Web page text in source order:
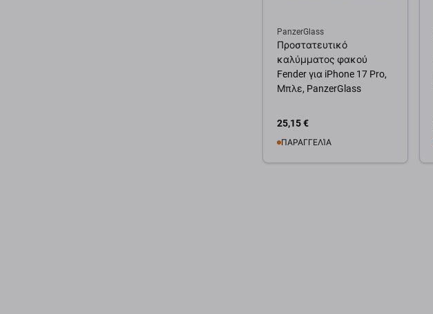
PanzerGlass
Προστατευτικό
καλύμματος φακού
Fender για iPhone 17 Pro,
Μπλε, PanzerGlass
25,15 €
ΠΑΡΑΓΓΕΛΊΑ